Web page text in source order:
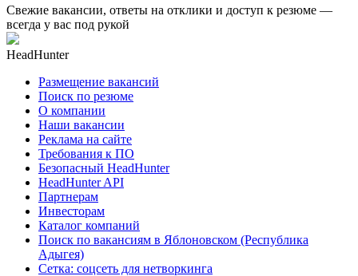
Свежие вакансии, ответы на отклики и доступ к резюме —
всегда у вас под рукой
HeadHunter
Размещение вакансий
Поиск по резюме
О компании
Наши вакансии
Реклама на сайте
Требования к ПО
Безопасный HeadHunter
HeadHunter API
Партнерам
Инвесторам
Каталог компаний
Поиск по вакансиям в Яблоновском (Республика
Адыгея)
Сетка: соцсеть для нетворкинга